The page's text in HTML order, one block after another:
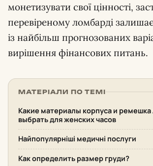
монетизувати свої цінності,
перевіреному ломбарді
із найбільш прогнозованих
вирішення фінансових питань.
МАТЕРІАЛИ ПО ТЕМІ
Какие материалы корпуса и ремешка
выбрать для женских часов
Найпопулярніші медичні послуги
Как определить размер груди?